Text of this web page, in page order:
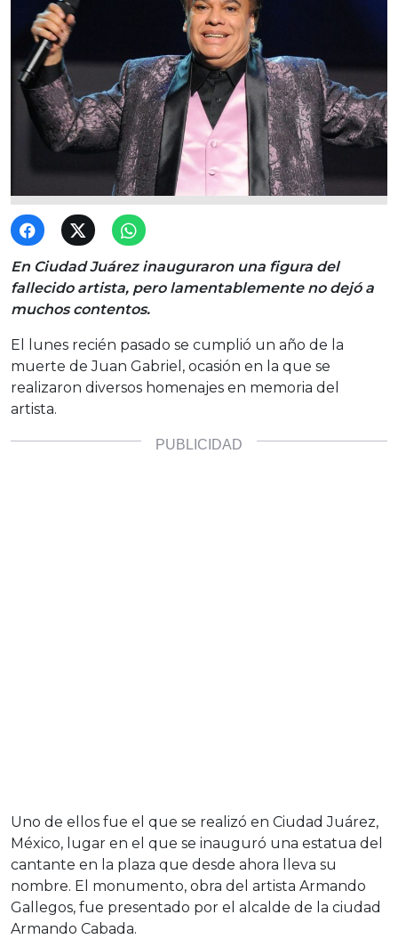
En Ciudad Juárez inauguraron una figura del
fallecido artista, pero lamentablemente no dejó a
muchos contentos.
El lunes recién pasado se cumplió un año de la
muerte de Juan Gabriel, ocasión en la que se
realizaron diversos homenajes en memoria del
artista.
Uno de ellos fue el que se realizó en Ciudad Juárez,
México, lugar en el que se inauguró una estatua del
cantante en la plaza que desde ahora lleva su
nombre. El monumento, obra del artista Armando
Gallegos, fue presentado por el alcalde de la ciudad
Armando Cabada.